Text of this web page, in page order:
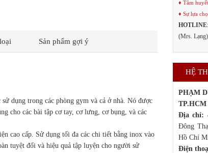
Sản phẩm gợi ý
dụng trong các phòng gym và cả ở nhà. Nó được
cho các bài tập cơ tay, cơ lưng, cơ bụng, và các
cao cấp. Sử dụng tối đa các chi tiết bằng inox vào
tuyệt đối và hiệu quả tập luyện cho người sử
♦ Tâm
♦ Sự lựa
HOTLINE
(Mrs. Lạng)
HỆ
PHẠM
TP.HCM
Địa chỉ:
Đông
Hồ Chí
Điện